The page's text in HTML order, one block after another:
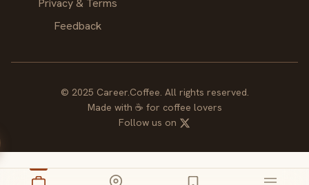
Privacy & Terms
Feedback
© 2025 Career.Coffee. All rights reserved.
Made with ☕ for coffee lovers
Follow us on